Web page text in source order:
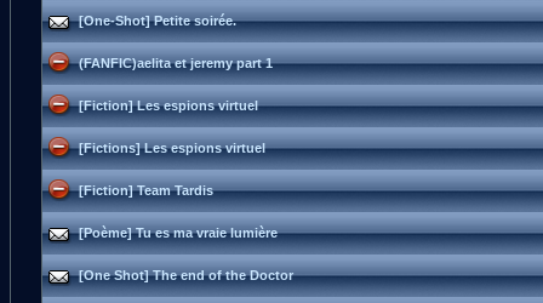
[One-Shot] Petite soirée.
(FANFIC)aelita et jeremy part 1
[Fiction] Les espions virtuel
[Fictions] Les espions virtuel
[Fiction] Team Tardis
[Poème] Tu es ma vraie lumière
[One Shot] The end of the Doctor